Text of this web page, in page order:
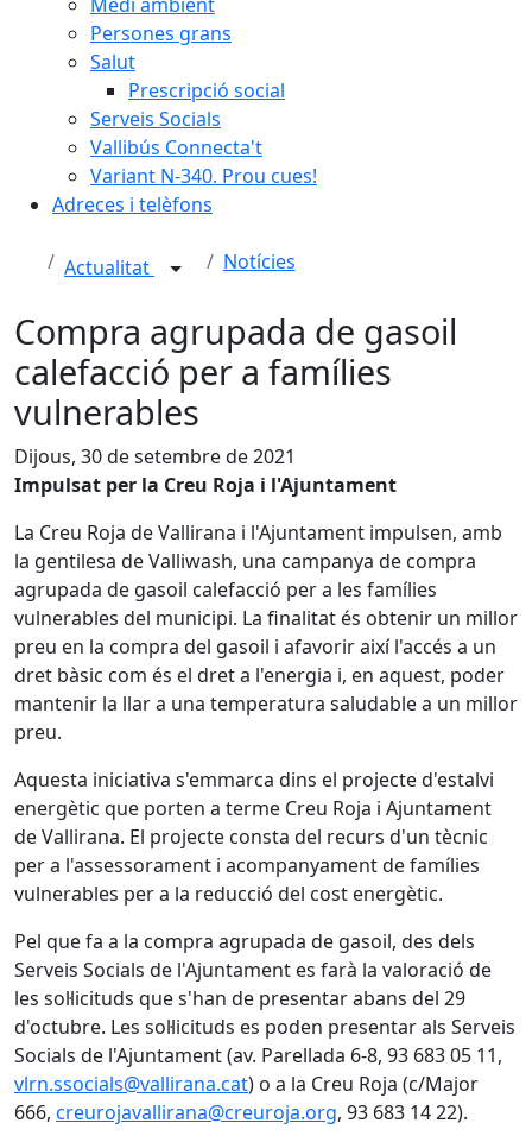
Persones grans
Salut
Prescripció social
Serveis Socials
Vallibús Connecta't
Variant N-340. Prou cues!
Adreces i telèfons
Actualitat Notícies
Compra agrupada de gasoil
calefacció per a famílies
vulnerables
Dijous, 30 de setembre de 2021
Impulsat per la Creu Roja i l'Ajuntament
La Creu Roja de Vallirana i l'Ajuntament impulsen, amb
la gentilesa de Valliwash, una campanya de compra
agrupada de gasoil calefacció per a les famílies
vulnerables del municipi. La finalitat és obtenir un millor
preu en la compra del gasoil i afavorir així l'accés a un
dret bàsic com és el dret a l'energia i, en aquest, poder
mantenir la llar a una temperatura saludable a un millor
preu.
Aquesta iniciativa s'emmarca dins el projecte d'estalvi
energètic que porten a terme Creu Roja i Ajuntament
de Vallirana. El projecte consta del recurs d'un tècnic
per a l'assessorament i acompanyament de famílies
vulnerables per a la reducció del cost energètic.
Pel que fa a la compra agrupada de gasoil, des dels
Serveis Socials de l'Ajuntament es farà la valoració de
les sol·licituds que s'han de presentar abans del 29
d'octubre. Les sol·licituds es poden presentar als Serveis
Socials de l'Ajuntament (av. Parellada 6-8, 93 683 05 11,
vlrn.ssocials@vallirana.cat) o a la Creu Roja (c/Major
666, creurojavallirana@creuroja.org, 93 683 14 22).